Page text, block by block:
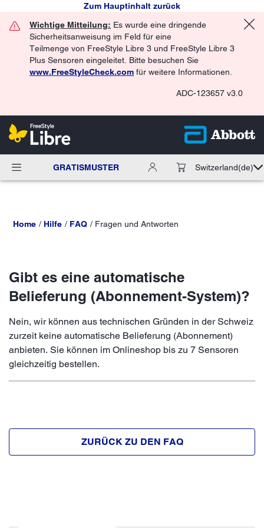
Zum Hauptinhalt zurück
Wichtige Mitteilung: Es wurde eine dringende
Sicherheitsanweisung im Feld für eine
Teilmenge von FreeStyle Libre 3 und FreeStyle Libre 3
Plus Sensoren eingeleitet. Bitte besuchen Sie
www.FreeStyleCheck.com für weitere Informationen.
ADC-123657 v3.0
GRATISMUSTER Switzerland(de)
Home Hilfe FAQ Fragen und Antworten
Gibt es eine automatische
Belieferung (Abonnement-System)?
Nein, wir können aus technischen Gründen in der Schweiz
zurzeit keine automatische Belieferung (Abonnement)
anbieten. Sie können im Onlineshop bis zu 7 Sensoren
gleichzeitig bestellen.
ZURÜCK ZU DEN FAQ